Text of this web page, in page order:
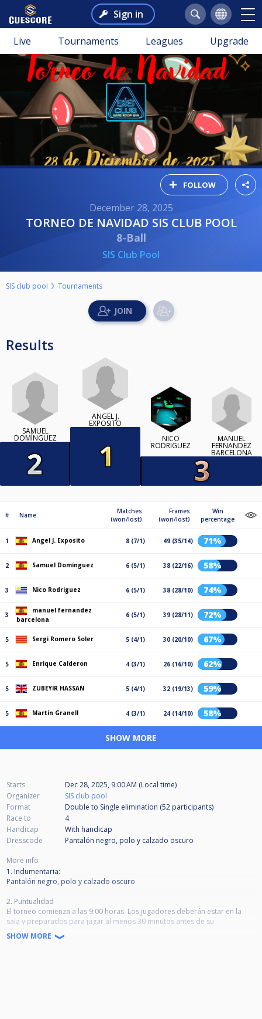
Sign in
Live Tournaments Leagues Upgrade
FOLLOW
December 28, 2025
TORNEO DE NAVIDAD SIS CLUB POOL
8-Ball
SIS Club Pool
SIS club pool Tournaments
Results
SAMUEL
DOMÍNGUEZ
ANGEL J.
EXPOSITO
NICO
RODRIGUEZ
MANUEL
FERNANDEZ
BARCELONA
# Name
Matches
(won/lost)
Frames
(won/lost)
Win
percentage
1 Angel J. Exposito 8 (7/1) 49 (35/14) 71%
2 Samuel Domínguez 6 (5/1) 38 (22/16) 58%
3 Nico Rodriguez 6 (5/1) 38 (28/10) 74%
3
manuel fernandez
barcelona
6 (5/1) 39 (28/11) 72%
5 Sergi Romero Soler 5 (4/1) 30 (20/10) 67%
5 Enrique Calderon 4 (3/1) 26 (16/10) 62%
5 ZUBEYIR HASSAN 5 (4/1) 32 (19/13) 59%
5 Martín Granell 4 (3/1) 24 (14/10) 58%
SHOW MORE
Starts
Dec 28, 2025, 9:00 AM (Local time)
Organizer
SIS club pool
Format
Double to Single elimination (52 participants)
Race to
4
Handicap
With handicap
Dresscode
Pantalón negro, polo y calzado oscuro
More info
1. Indumentaria:
Pantalón negro, polo y calzado oscuro
2. Puntualidad
El torneo comienza a las 9:00 horas. Los jugadores deberán estar en la
sala y preparados para jugar al menos 30 minutos antes de su
enfrentamiento, ya que se pueden adelantar según el ritmo de juego.
Si un jugador no se encuentra presente cuando se le llame, será
SHOW MORE